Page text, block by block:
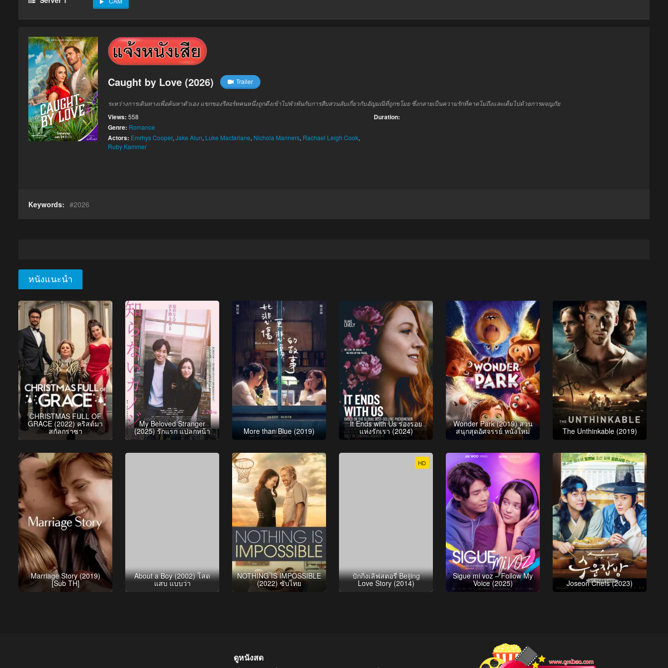
Caught by Love (2026) Trailer
ระหว่างการเดินทางเพื่อค้นหาตัวเอง แขกของรีสอร์ทคนหนึ่งถูกดึงเข้าไปพัวพันกับการสืบสวนลับเกี่ยวกับอัญมณีที่ถูกขโมย ซึ่งกลายเป็นความรักที่คาดไม่ถึงและเต็มไปด้วยการผจญภัย
Views: 558
Genre: Romance
Actors: Emrhys Cooper, Jake Alun, Luke Macfarlane, Nichola Manners, Rachael Leigh Cook,
Ruby Kammer
Duration:
Keywords: 2026
หนังแนะนำ
CHRISTMAS FULL OF
GRACE (2022) คริสต์มา
สกัลกราซา
My Beloved Stranger
(2025) รักแรก แปลกหน้า More than Blue (2019)
It Ends with Us ร่องรอย
แห่งรักเรา (2024)
Wonder Park (2019) สวน
สนุกสุดอัศจรรย์ หนังใหม่ The Unthinkable (2019)
Marriage Story (2019)
[Sub TH]
About a Boy (2002) โสด
แสบ แบบว่า
NOTHING IS IMPOSSIBLE
(2022) ซับไทย
HD
ปักกิ่งเลิฟสตอรี่ Beijing
Love Story (2014)
Sigue mi voz – Follow My
Voice (2025) Joseon Chefs (2023)
ดูหนังสด